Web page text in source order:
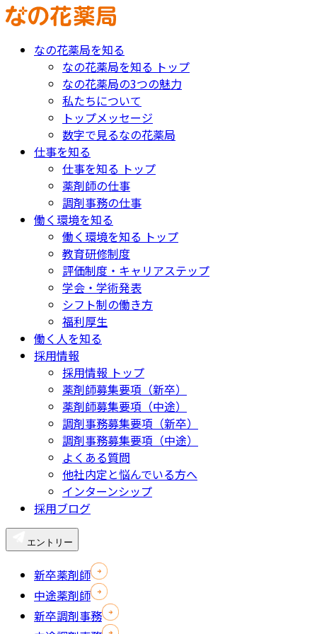
なの花薬局を知る
なの花薬局を知る トップ
なの花薬局の3つの魅力
私たちについて
トップメッセージ
数字で見るなの花薬局
仕事を知る
仕事を知る トップ
薬剤師の仕事
調剤事務の仕事
働く環境を知る
働く環境を知る トップ
教育研修制度
評価制度・キャリアステップ
学会・学術発表
シフト制の働き方
福利厚生
働く人を知る
採用情報
採用情報 トップ
薬剤師募集要項（新卒）
薬剤師募集要項（中途）
調剤事務募集要項（新卒）
調剤事務募集要項（中途）
よくある質問
他社内定と悩んでいる方へ
インターンシップ
採用ブログ
エントリー
新卒薬剤師
中途薬剤師
新卒調剤事務